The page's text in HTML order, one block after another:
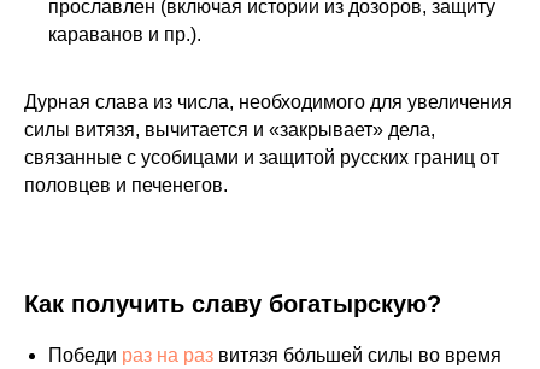
прославлен (включая истории из дозоров, защиту
караванов и пр.).
Дурная слава из числа, необходимого для увеличения
силы витязя, вычитается и «закрывает» дела,
связанные с усобицами и защитой русских границ от
половцев и печенегов.
Как получить славу богатырскую?
Победи раз на раз витязя бо́льшей силы во время